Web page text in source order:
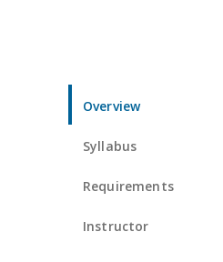
Overview
Syllabus
Requirements
Instructor